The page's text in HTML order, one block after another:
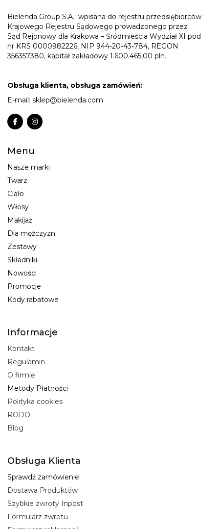
Bielenda Group S.A. wpisana do rejestru przedsiębiorców
Krajowego Rejestru Sądowego prowadzonego przez
Sąd Rejonowy dla Krakowa – Śródmieścia Wydział XI pod
nr KRS 0000982226, NIP 944-20-43-784, REGON
356357380, kapitał zakładowy 1.600.465,00 pln.
Obsługa klienta, obsługa zamówień:
E-mail: sklep@bielenda.com
Menu
Nasze marki
Twarz
Ciało
Włosy
Makijaż
Dla mężczyzn
Zestawy
Składniki
Nowości
Promocje
Kody rabatowe
Informacje
Kontakt
Regulamin
O firmie
Metody Płatności
Polityka cookies
RODO
Blog
Obsługa Klienta
Sprawdź zamówienie
Dostawa Produktów
Szybkie zwroty Inpost
Formularz zwrotu